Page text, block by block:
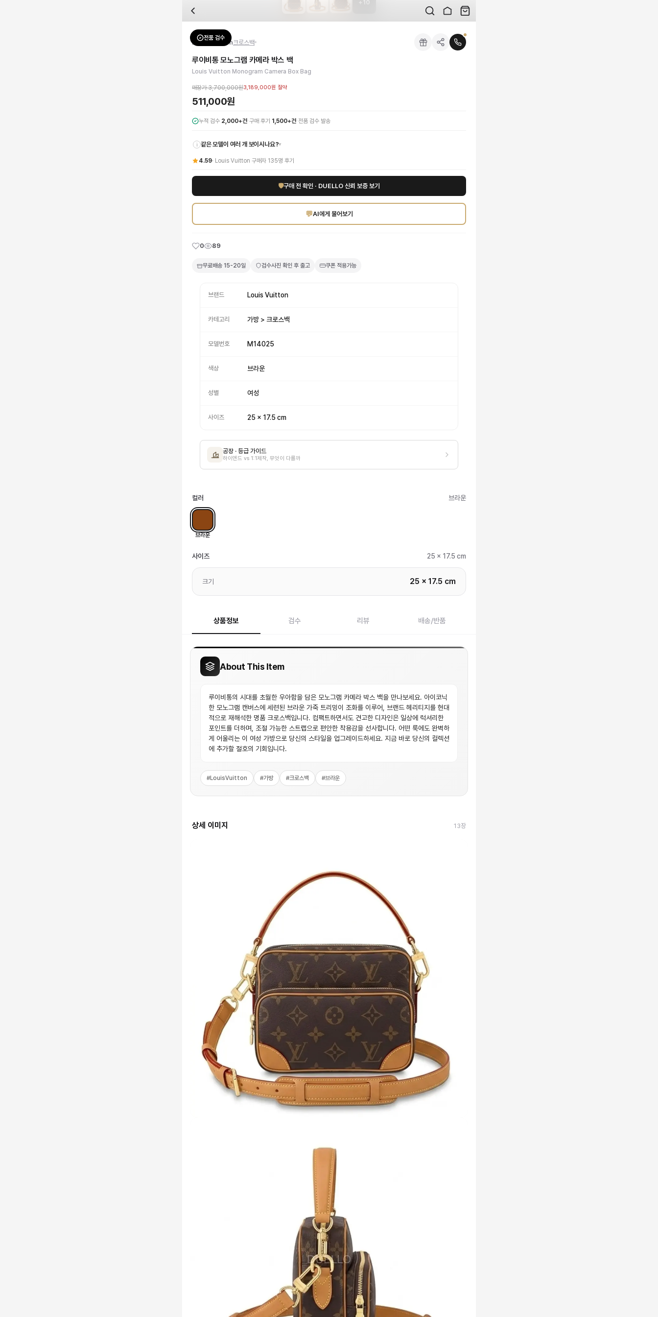
전문 스태프가 실물 상품을 직접 확인한 후 검수 사진을 제공합니다. 가죽 재질, 로고 각인, 스티치 간격, 하드웨어 색상, 내부 마감을 확인하며, 상품당 평균 4~8장의 검수 사진을 받아보실 수 있습니다.
수령 후 7일 이내 신청하시면 상품 하자, 사이즈 불일치, 고객 변심 모두 교환·반품이 가능합니다. 고객 변심 시 반품 배송비는 고객 부담이며, 상품 하자 시에는 무료입니다.
네, 쿠폰과 적립금을 결제 시 함께 사용하실 수 있습니다. 적립금은 1,000원 이상부터 사용 가능합니다.
루이비통의 시대를 초월한 우아함을 담은 모노그램 카메라 박스 백을 만나보세요. 아이코닉한 모노그램 캔버스에 세련된 브라운 가죽 트리밍이 조화를 이루어, 브랜드 헤리티지를 현대적으로 재해석한 명품 크로스백입니다. 컴팩트하면서도 견고
을 DUELLO에서 만나보세요. 고퀄리티 하이엔드 인증 상품. 무료배송.
10
전품 검수
Louis Vuitton크로스백
루이비통 모노그램 카메라 박스 백
Louis Vuitton Monogram Camera Box Bag
매장가3,700,000원3,189,000원 절약
511,000원
누적 검수 2,000+건·구매 후기 1,500+건· 전품 검수 발송
i 같은 모델이 여러 개 보이시나요?▾
4.59· Louis Vuitton 구매자 135명 후기
🛡구매 전 확인 · DUELLO 신뢰 보증 보기
💬AI에게 물어보기
0 89
무료배송 15-20일 검수사진 확인 후 출고 쿠폰 적용가능
브랜드 Louis Vuitton
카테고리 가방 > 크로스백
모델번호 M14025
색상 브라운
성별 여성
사이즈 25 x 17.5 cm
공장 · 등급 가이드
하이엔드 vs 1:1제작, 무엇이 다를까
컬러 브라운
브라운
사이즈 25 x 17.5 cm
크기 25 x 17.5 cm
상품정보 검수 리뷰 배송/반품
About This Item
루이비통의 시대를 초월한 우아함을 담은 모노그램 카메라 박스 백을 만나보세요. 아이코닉
한 모노그램 캔버스에 세련된 브라운 가죽 트리밍이 조화를 이루어, 브랜드 헤리티지를 현대
적으로 재해석한 명품 크로스백입니다. 컴팩트하면서도 견고한 디자인은 일상에 럭셔리한
포인트를 더하며, 조절 가능한 스트랩으로 편안한 착용감을 선사합니다. 어떤 룩에도 완벽하
게 어울리는 이 여성 가방으로 당신의 스타일을 업그레이드하세요. 지금 바로 당신의 컬렉션
에 추가할 절호의 기회입니다.
#LouisVuitton #가방 #크로스백 #브라운
상세 이미지 13장